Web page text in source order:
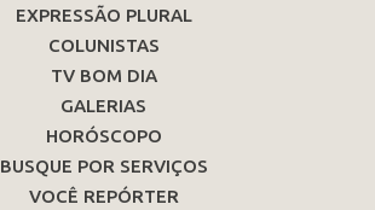
EXPRESSÃO PLURAL
COLUNISTAS
TV BOM DIA
GALERIAS
HORÓSCOPO
BUSQUE POR SERVIÇOS
VOCÊ REPÓRTER